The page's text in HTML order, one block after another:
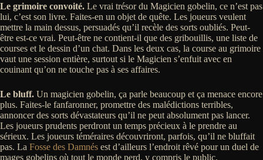
Le grimoire convoité. Le vrai trésor du Magicien gobelin, ce n’est pas
lui, c’est son livre. Faites-en un objet de quête. Les joueurs veulent
mettre la main dessus, persuadés qu’il recèle des sorts oubliés. Peut-
être est-ce vrai. Peut-être ne contient-il que des gribouillis, une liste de
courses et le dessin d’un chat. Dans les deux cas, la course au grimoire
vaut une session entière, surtout si le Magicien s’enfuit avec en
couinant qu’on ne touche pas à ses affaires.
Le bluff. Un magicien gobelin, ça parle beaucoup et ça menace encore
plus. Faites-le fanfaronner, promettre des malédictions terribles,
annoncer des sorts dévastateurs qu’il ne peut absolument pas lancer.
Les joueurs prudents perdront un temps précieux à le prendre au
sérieux. Les joueurs téméraires découvriront, parfois, qu’il ne bluffait
pas. La Fosse des Damnés est d’ailleurs l’endroit rêvé pour un duel de
mages gobelins où tout le monde perd, y compris le public.